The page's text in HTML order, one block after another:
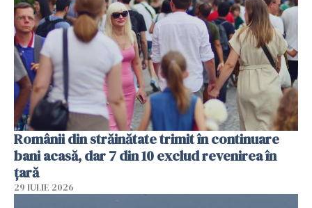
Românii din străinătate trimit în continuare
bani acasă, dar 7 din 10 exclud revenirea în
țară
29 IULIE 2026